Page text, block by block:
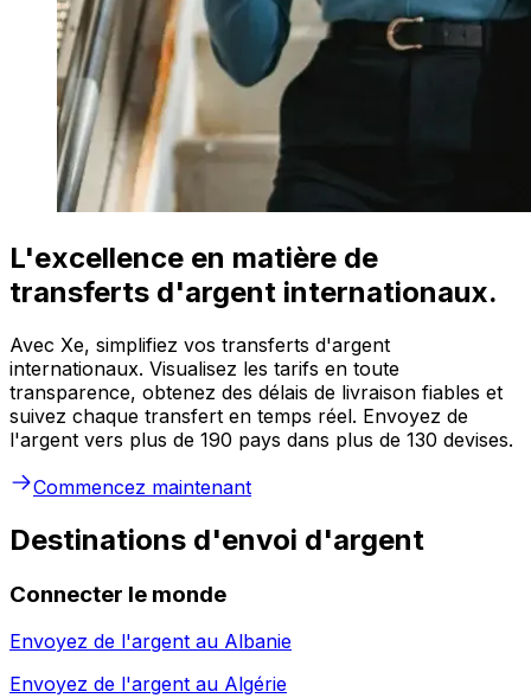
L'excellence en matière de
transferts d'argent internationaux.
Avec Xe, simplifiez vos transferts d'argent
internationaux. Visualisez les tarifs en toute
transparence, obtenez des délais de livraison fiables et
suivez chaque transfert en temps réel. Envoyez de
l'argent vers plus de 190 pays dans plus de 130 devises.
Commencez maintenant
Destinations d'envoi d'argent
Connecter le monde
Envoyez de l'argent au Albanie
Envoyez de l'argent au Algérie